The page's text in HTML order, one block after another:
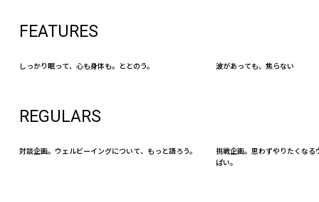
FEATURES
しっかり眠って、心も身体も。ととのう。 波があっても、焦らない
REGULARS
対談企画。ウェルビーイングについて、もっと語ろう。
挑戦企画。思わずやりたくなる
ぱい。